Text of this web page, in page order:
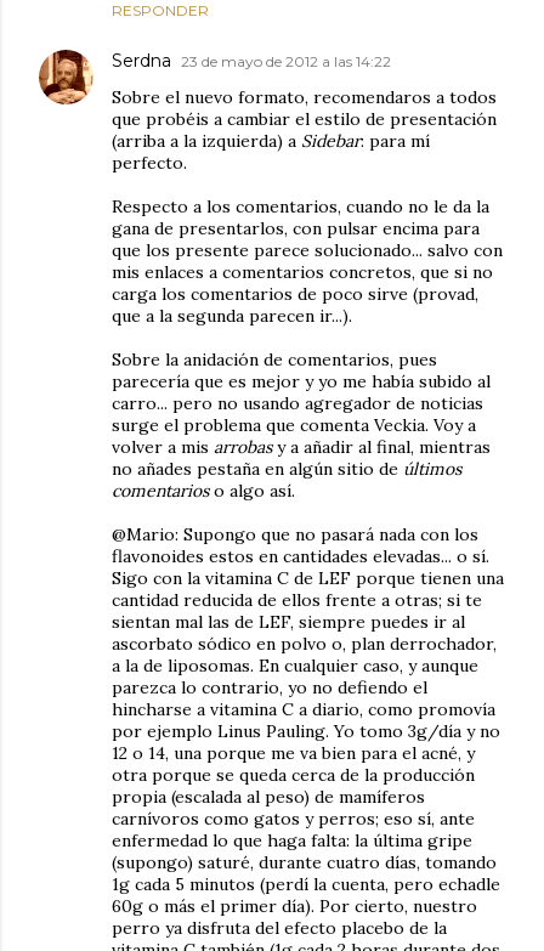
RESPONDER
Serdna 23 de mayo de 2012 a las 14:22
Sobre el nuevo formato, recomendaros a todos
que probéis a cambiar el estilo de presentación
(arriba a la izquierda) a Sidebar: para mí
perfecto.
Respecto a los comentarios, cuando no le da la
gana de presentarlos, con pulsar encima para
que los presente parece solucionado... salvo con
mis enlaces a comentarios concretos, que si no
carga los comentarios de poco sirve (provad,
que a la segunda parecen ir...).
Sobre la anidación de comentarios, pues
parecería que es mejor y yo me había subido al
carro... pero no usando agregador de noticias
surge el problema que comenta Veckia. Voy a
volver a mis arrobasy a añadir al final, mientras
no añades pestaña en algún sitio de últimos
comentarioso algo así.
@Mario: Supongo que no pasará nada con los
flavonoides estos en cantidades elevadas... o sí.
Sigo con la vitamina C de LEF porque tienen una
cantidad reducida de ellos frente a otras; si te
sientan mal las de LEF, siempre puedes ir al
ascorbato sódico en polvo o, plan derrochador,
a la de liposomas. En cualquier caso, y aunque
parezca lo contrario, yo no defiendo el
hincharse a vitamina C a diario, como promovía
por ejemplo Linus Pauling. Yo tomo 3g/día y no
12 o 14, una porque me va bien para el acné, y
otra porque se queda cerca de la producción
propia (escalada al peso) de mamíferos
carnívoros como gatos y perros; eso sí, ante
enfermedad lo que haga falta: la última gripe
(supongo) saturé, durante cuatro días, tomando
1g cada 5 minutos (perdí la cuenta, pero echadle
60g o más el primer día). Por cierto, nuestro
perro ya disfruta del efecto placebo de la